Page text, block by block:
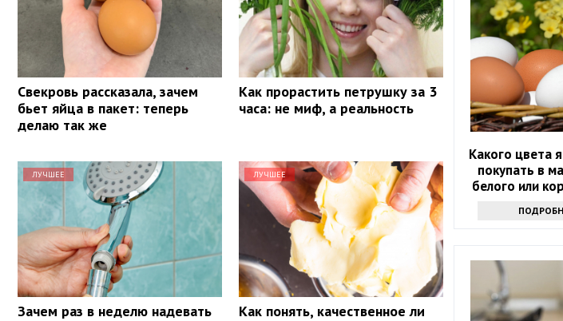
Свекровь рассказала, зачем
бьет яйца в пакет: теперь
делаю так же
Как прорастить петрушку за 3
часа: не миф, а реальность
ЛУЧШЕЕ
Зачем раз в неделю надевать
ЛУЧШЕЕ
Как понять, качественное ли
Какого цвета
покупать в
белого или